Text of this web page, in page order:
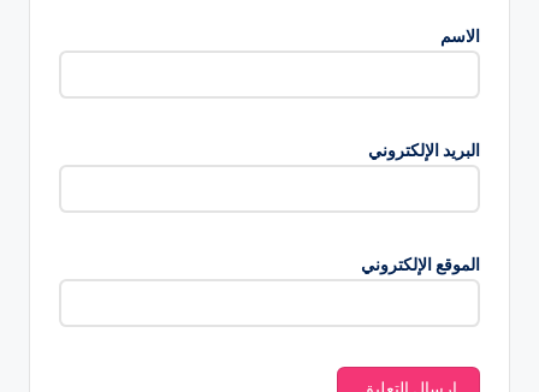
الاسم
البريد الإلكتروني
الموقع الإلكتروني